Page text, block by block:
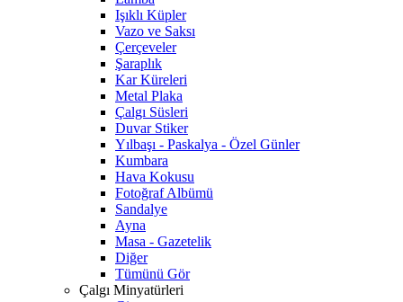
Işıklı Küpler
Vazo ve Saksı
Çerçeveler
Şaraplık
Kar Küreleri
Metal Plaka
Çalgı Süsleri
Duvar Stiker
Yılbaşı - Paskalya - Özel Günler
Kumbara
Hava Kokusu
Fotoğraf Albümü
Sandalye
Ayna
Masa - Gazetelik
Diğer
Tümünü Gör
Çalgı Minyatürleri